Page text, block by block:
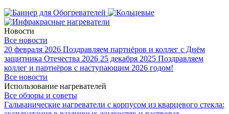
Новости
Все новости
20 февраля 2026 Поздравляем партнёров и коллег с Днём
защитника Отечества 2026 25 декабря 2025 Поздравляем
коллег и партнёров с наступающим 2026 годом!
Все новости
Использование нагревателей
Все обзоры и советы
Гальванические нагреватели с корпусом из кварцевого стекла: